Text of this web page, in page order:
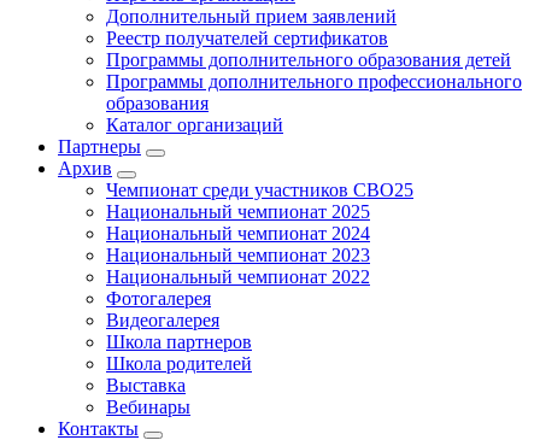
Дополнительный прием заявлений
Реестр получателей сертификатов
Программы дополнительного образования детей
Программы дополнительного профессионального
образования
Каталог организаций
Партнеры
Архив
Чемпионат среди участников СВО25
Национальный чемпионат 2025
Национальный чемпионат 2024
Национальный чемпионат 2023
Национальный чемпионат 2022
Фотогалерея
Видеогалерея
Школа партнеров
Школа родителей
Выставка
Вебинары
Контакты